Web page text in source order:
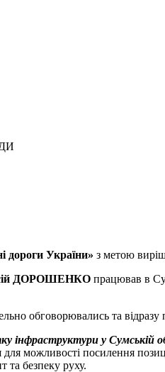
дороги України» з метою
ДОРОШЕНКО працював в
обговорювались та
інфраструктури у Сумській
можливості посилення
та безпеку руху.